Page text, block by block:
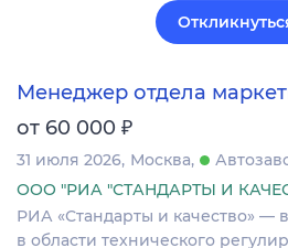
Менеджер отдела
от 60 000 ₽
31 июля 2026 Москва
ООО "РИА "СТАНДАРТЫ И
РИА «Стандарты и качество» —
в области технического